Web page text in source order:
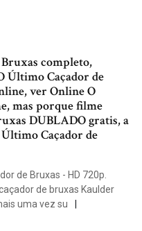
completo,
Último Caçador de
ver Online O
mas porque filme
DUBLADO gratis, a
Caçador de
de Bruxas - HD 720p.
de bruxas Kaulder
uma vez su